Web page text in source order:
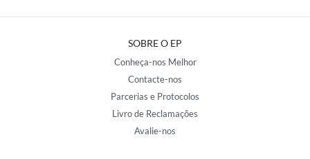
SOBRE O EP
Conheça-nos Melhor
Contacte-nos
Parcerias e Protocolos
Livro de Reclamações
Avalie-nos